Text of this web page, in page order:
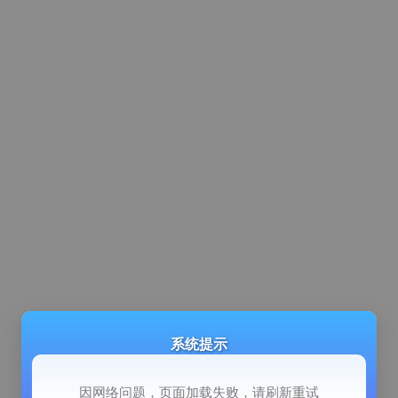
系统提示
因网络问题，页面加载失败，请刷新重试